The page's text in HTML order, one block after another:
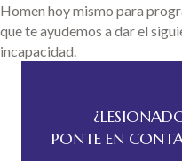
Homen hoy mismo para
que te ayudemos a dar el
incapacidad.
PONTE EN